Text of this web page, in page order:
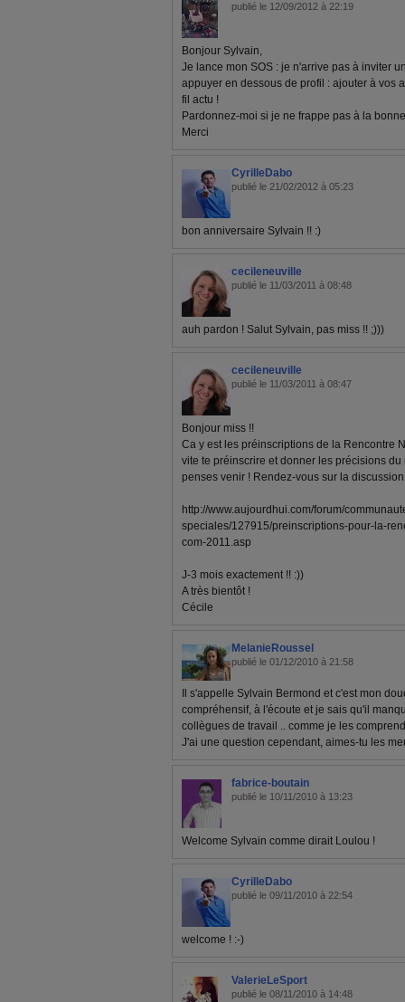
publié le 12/09/2012 à 22:19
Bonjour Sylvain,
Je lance mon SOS : je n'arrive pas à inviter
appuyer en dessous de profil : ajouter à vos
fil actu !
Pardonnez-moi si je ne frappe pas à la
Merci
CyrilleDabo
publié le 21/02/2012 à 05:23
bon anniversaire Sylvain !! :)
cecileneuville
publié le 11/03/2011 à 08:48
auh pardon ! Salut Sylvain, pas miss !! ;)))
cecileneuville
publié le 11/03/2011 à 08:47
Bonjour miss !!
Ca y est les préinscriptions de la Rencontre
vite te préinscrire et donner les précisions
penses venir ! Rendez-vous sur la
http://www.aujourdhui.com/forum/
speciales/127915/preinscriptions-pour-la-
com-2011.asp
J-3 mois exactement !! :))
A très bientôt !
Cécile
MelanieRoussel
publié le 01/12/2010 à 21:58
Il s'appelle Sylvain Bermond et c'est mon
compréhensif, à l'écoute et je sais qu'il
collègues de travail .. comme je les
J'ai une question cependant, aimes-tu les
fabrice-boutain
publié le 10/11/2010 à 13:23
Welcome Sylvain comme dirait Loulou !
CyrilleDabo
publié le 09/11/2010 à 22:54
welcome ! :-)
ValerieLeSport
publié le 08/11/2010 à 14:48